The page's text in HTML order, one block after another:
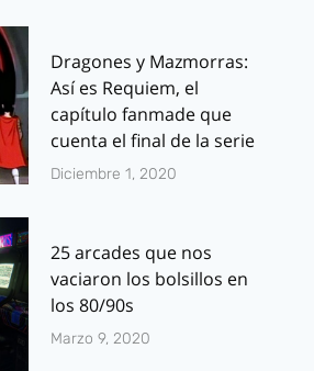
Dragones y Mazmorras:
Así es Requiem, el
capítulo fanmade que
cuenta el final de la serie
Diciembre 1, 2020
25 arcades que nos
vaciaron los bolsillos en
los 80/90s
Marzo 9, 2020